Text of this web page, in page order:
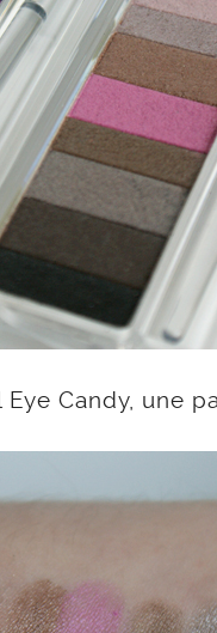
Candy, une